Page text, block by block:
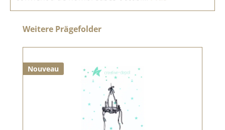
Ignorer la galerie de produits
Weitere Prägefolder
Nouveau